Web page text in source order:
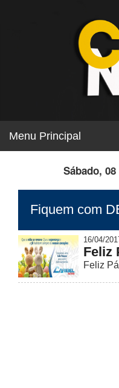
Menu Principal
Sábado,
Fiquem com
16/04/
Feliz
Feliz